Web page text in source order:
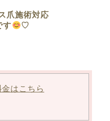
爪施術対応
す
♡
金はこちら